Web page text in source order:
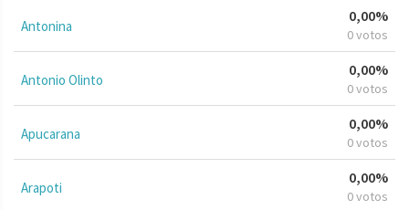
Antonina
0,00%
0 votos
Antonio Olinto
0,00%
0 votos
Apucarana
0,00%
0 votos
Arapoti
0,00%
0 votos